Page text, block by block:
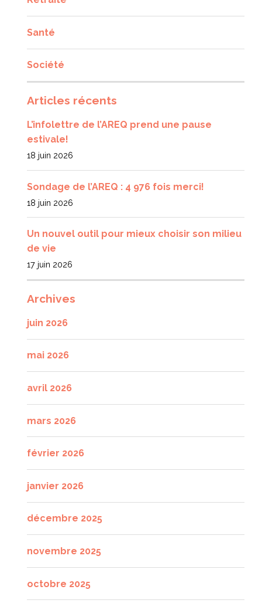
Santé
Société
Articles récents
L’infolettre de l’AREQ prend une pause
estivale!
18 juin 2026
Sondage de l’AREQ : 4 976 fois merci!
18 juin 2026
Un nouvel outil pour mieux choisir son milieu
de vie
17 juin 2026
Archives
juin 2026
mai 2026
avril 2026
mars 2026
février 2026
janvier 2026
décembre 2025
novembre 2025
octobre 2025